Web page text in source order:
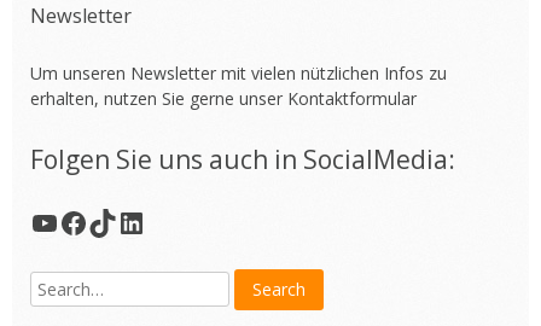
Newsletter
Um unseren Newsletter mit vielen nützlichen Infos zu
erhalten, nutzen Sie gerne unser Kontaktformular
Folgen Sie uns auch in SocialMedia:
YouTube
Facebook
TikTok
LinkedIn